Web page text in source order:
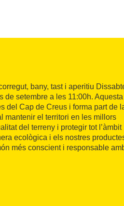
bany, tast i aperitiu
setembre a les 11:00h. Aquesta
del Cap de Creus i forma part de
mantenir el territori en les millors
del terreny i protegir tot l’àmbit
ecològica i els nostres
més conscient i responsable